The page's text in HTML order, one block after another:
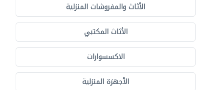
الأثاث والمفروشات المنزلية
الأثاث المكتبي
الاكسسوارات
الأجهزة المنزلية